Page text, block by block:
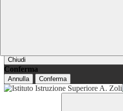
Chiudi
Conferma
Annulla Conferma